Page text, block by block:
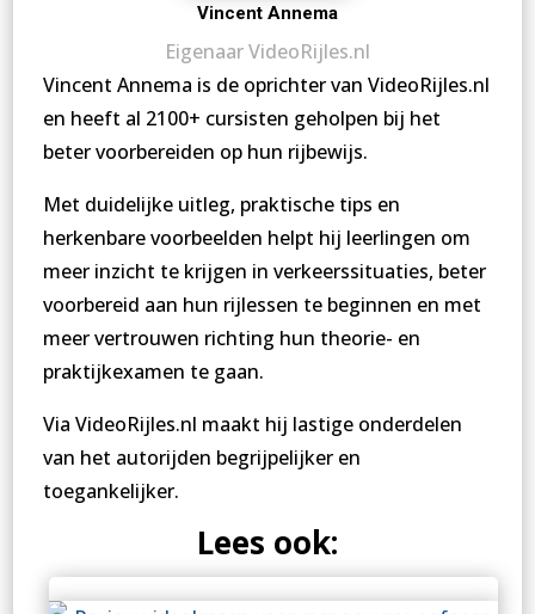
Vincent Annema
Eigenaar VideoRijles.nl
Vincent Annema is de oprichter van VideoRijles.nl
en heeft al 2100+ cursisten geholpen bij het
beter voorbereiden op hun rijbewijs.
Met duidelijke uitleg, praktische tips en
herkenbare voorbeelden helpt hij leerlingen om
meer inzicht te krijgen in verkeerssituaties, beter
voorbereid aan hun rijlessen te beginnen en met
meer vertrouwen richting hun theorie- en
praktijkexamen te gaan.
Via VideoRijles.nl maakt hij lastige onderdelen
van het autorijden begrijpelijker en
toegankelijker.
Lees ook: